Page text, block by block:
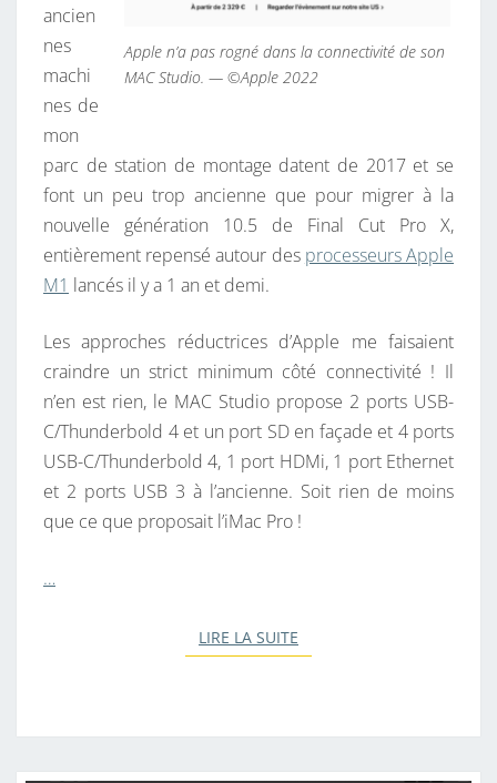
E
M
L
T
R
A
Apple n’a pas rogné dans la connectivité de son
MAC Studio. — ©Apple 2022
ancien
nes
machi
nes de
mon
parc de station de montage datent de 2017 et se
font un peu trop ancienne que pour migrer à la
nouvelle génération 10.5 de Final Cut Pro X,
entièrement repensé autour des processeurs Apple
M1 lancés il y a 1 an et demi.
Les approches réductrices d’Apple me faisaient
craindre un strict minimum côté connectivité ! Il
n’en est rien, le MAC Studio propose 2 ports USB-
C/Thunderbold 4 et un port SD en façade et 4 ports
USB-C/Thunderbold 4, 1 port HDMi, 1 port Ethernet
et 2 ports USB 3 à l’ancienne. Soit rien de moins
que ce que proposait l’iMac Pro !
…
LIRE LA SUITE